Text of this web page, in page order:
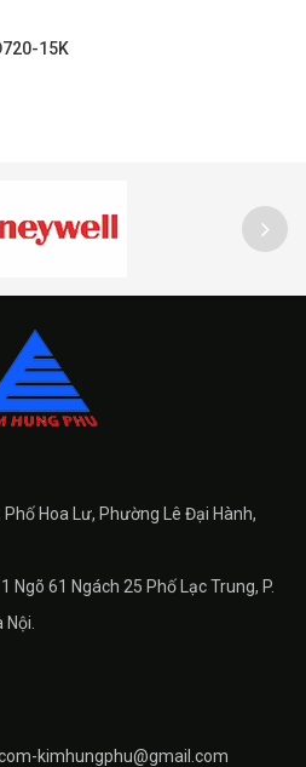
15K
Hoa Lư, Phường Lê Đại Hành,
Ngõ 61 Ngách 25 Phố Lạc Trung, P.
kimhungphu@gmail.com